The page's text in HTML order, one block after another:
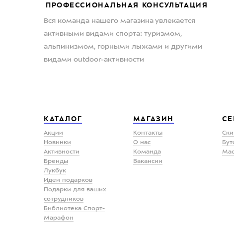
ПРОФЕССИОНАЛЬНАЯ КОНСУЛЬТАЦИЯ
Вся команда нашего магазина увлекается
активными видами спорта: туризмом,
альпинизмом, горными лыжами и другими
видами outdoor-активности
КАТАЛОГ
Акции
Новинки
Активности
Бренды
Лукбук
Идеи подарков
Подарки для ваших
сотрудников
Библиотека Спорт-
Марафон
МАГАЗИН
Контакты
О нас
Команда
Вакансии